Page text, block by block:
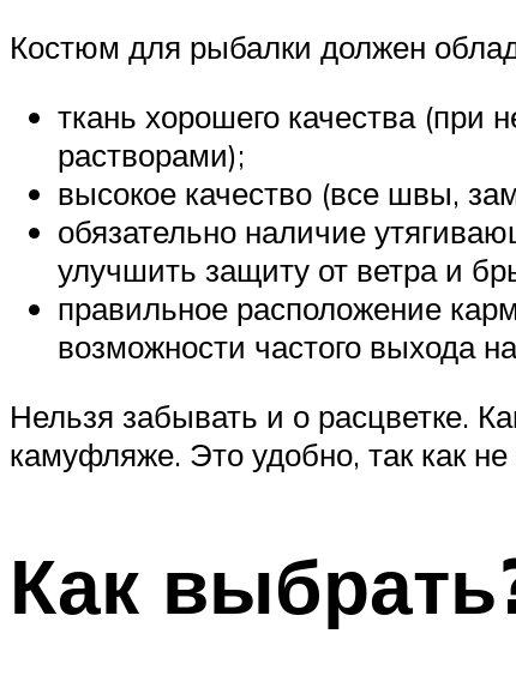
Костюм для рыбалки должен
ткань хорошего качества (при
растворами);
высокое качество (все швы,
обязательно наличие
улучшить защиту от ветра и
правильное расположение
возможности частого выхода
Нельзя забывать и о расцветке.
камуфляже. Это удобно, так как не
Как